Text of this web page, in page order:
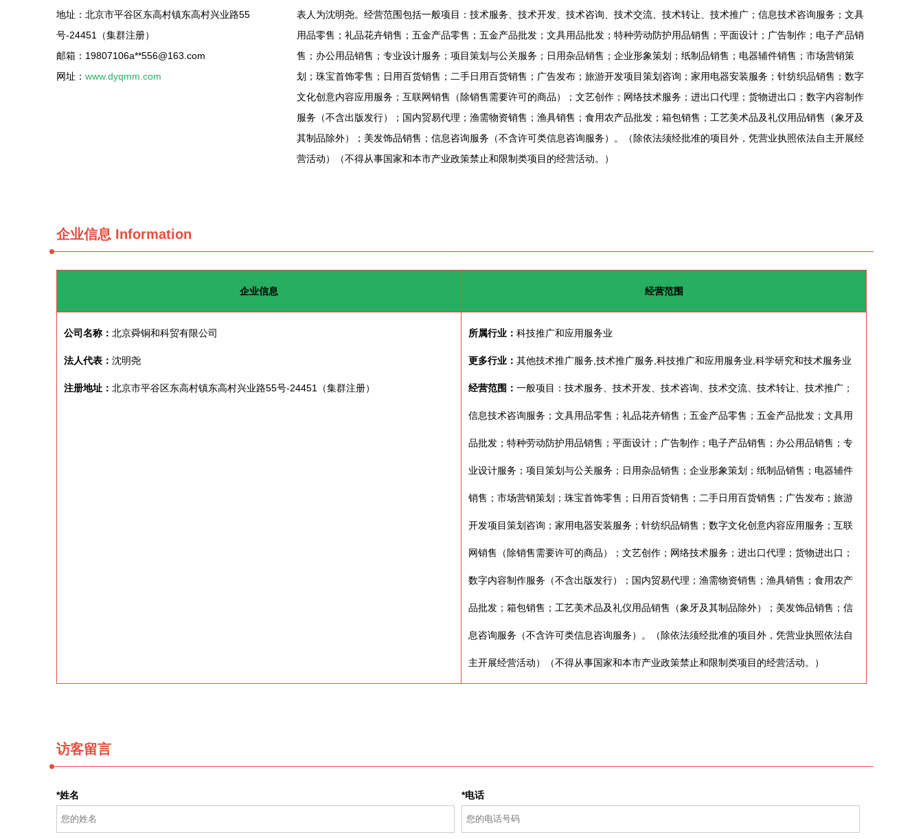
地址：北京市平谷区东高村镇东高村兴业路55
号-24451（集群注册）
邮箱：19807106a**556@163.com
网址： www.dyqmm.com
表人为沈明尧。经营范围包括一般项目：技术服务、技术开发、技术咨询、技术交流、技术转让、技术推广；信息技术咨询服务；文具
用品零售；礼品花卉销售；五金产品零售；五金产品批发；文具用品批发；特种劳动防护用品销售；平面设计；广告制作；电子产品销
售；办公用品销售；专业设计服务；项目策划与公关服务；日用杂品销售；企业形象策划；纸制品销售；电器辅件销售；市场营销策
划；珠宝首饰零售；日用百货销售；二手日用百货销售；广告发布；旅游开发项目策划咨询；家用电器安装服务；针纺织品销售；数字
文化创意内容应用服务；互联网销售（除销售需要许可的商品）；文艺创作；网络技术服务；进出口代理；货物进出口；数字内容制作
服务（不含出版发行）；国内贸易代理；渔需物资销售；渔具销售；食用农产品批发；箱包销售；工艺美术品及礼仪用品销售（象牙及
其制品除外）；美发饰品销售；信息咨询服务（不含许可类信息咨询服务）。（除依法须经批准的项目外，凭营业执照依法自主开展经
营活动）（不得从事国家和本市产业政策禁止和限制类项目的经营活动。）
企业信息 Information
企业信息 经营范围
公司名称： 北京舜铜和科贸有限公司
法人代表： 沈明尧
注册地址： 北京市平谷区东高村镇东高村兴业路55号-24451（集群注册）
所属行业： 科技推广和应用服务业
更多行业： 其他技术推广服务,技术推广服务,科技推广和应用服务业,科学研究和技术服务业
经营范围： 一般项目：技术服务、技术开发、技术咨询、技术交流、技术转让、技术推广；
信息技术咨询服务；文具用品零售；礼品花卉销售；五金产品零售；五金产品批发；文具用
品批发；特种劳动防护用品销售；平面设计；广告制作；电子产品销售；办公用品销售；专
业设计服务；项目策划与公关服务；日用杂品销售；企业形象策划；纸制品销售；电器辅件
销售；市场营销策划；珠宝首饰零售；日用百货销售；二手日用百货销售；广告发布；旅游
开发项目策划咨询；家用电器安装服务；针纺织品销售；数字文化创意内容应用服务；互联
网销售（除销售需要许可的商品）；文艺创作；网络技术服务；进出口代理；货物进出口；
数字内容制作服务（不含出版发行）；国内贸易代理；渔需物资销售；渔具销售；食用农产
品批发；箱包销售；工艺美术品及礼仪用品销售（象牙及其制品除外）；美发饰品销售；信
息咨询服务（不含许可类信息咨询服务）。（除依法须经批准的项目外，凭营业执照依法自
主开展经营活动）（不得从事国家和本市产业政策禁止和限制类项目的经营活动。）
访客留言
*姓名 *电话